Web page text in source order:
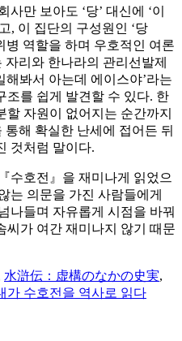
만 보아도 ‘당’ 대신에 ‘이
, 이 집단의 구성원인 ‘당
병 역할을 하며 우호적인 여론
자리와 한나라의 관리선발제
해봐서 아는데 에이스야’라는
조를 쉽게 발견할 수 있다. 한
자원이 없어지는 순간까지
통해 확실한 난세에 접어든 뒤
것처럼 말이다.
수호전』을 재미나게 읽었으
는 의문을 가진 사람들에게
나들며 자유롭게 시점을 바꿔
씨가 여간 재미나지 않기 때문
水滸伝：虚構のなかの史実,
가 수호전을 역사로 읽다